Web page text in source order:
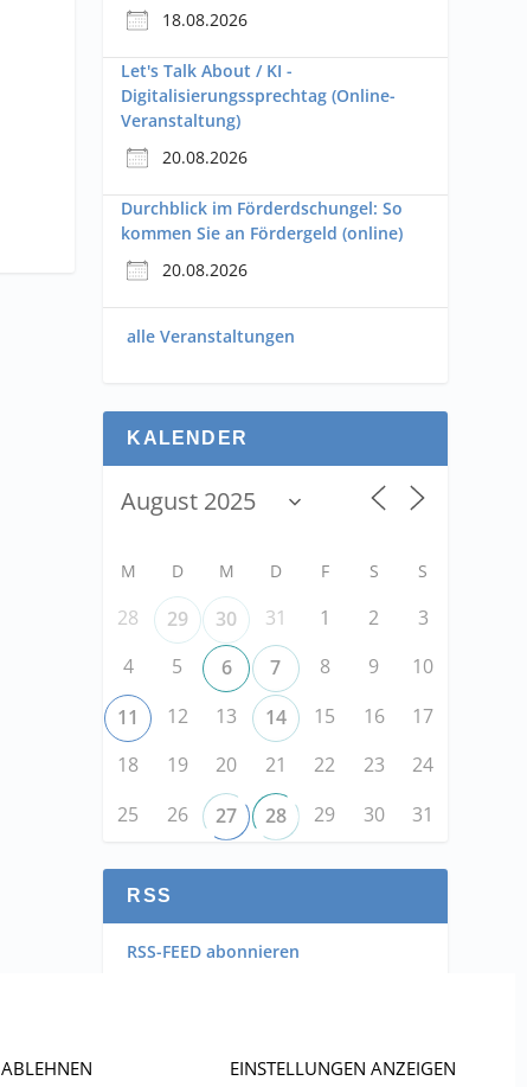
ABLEHNEN EINSTELLUNGEN ANZEIGEN
18.08.2026
Let's Talk About / KI -
Digitalisierungssprechtag (Online-
Veranstaltung)
20.08.2026
Durchblick im Förderdschungel: So
kommen Sie an Fördergeld (online)
20.08.2026
alle Veranstaltungen
KALENDER
M D M D F S S
28 29 30 31 1 2
3
4
5 6 7 8 9
10
11
12 13 14 15 16
17
18
19 20 21 22 23
24
25
26 27 28 29 30 31
RSS
RSS-FEED abonnieren